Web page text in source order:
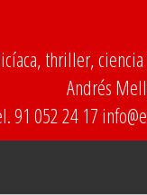
thriller,
Andrés
91 052 24 17